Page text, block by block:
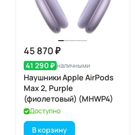
45 870 ₽
41 290 ₽ наличными
Наушники Apple AirPods
Max 2, Purple
(фиолетовый) (MHWP4)
Доступно
В корзину